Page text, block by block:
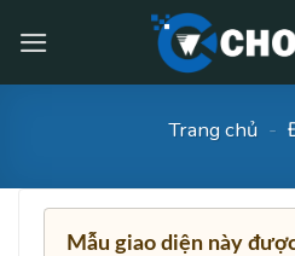
Trang chủ -
Mẫu giao diện này